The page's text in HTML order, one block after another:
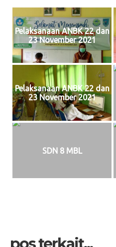
Pelaksanaan ANBK 22 dan
23 November 2021
Pelaksanaan ANBK 22 dan
23 November 2021
SDN 8 MBL